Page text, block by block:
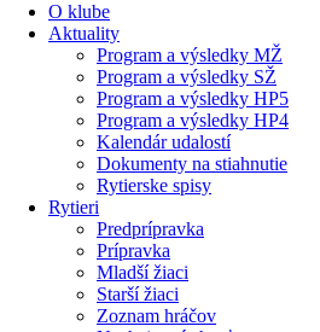
O klube
Aktuality
Program a výsledky MŽ
Program a výsledky SŽ
Program a výsledky HP5
Program a výsledky HP4
Kalendár udalostí
Dokumenty na stiahnutie
Rytierske spisy
Rytieri
Predprípravka
Prípravka
Mladší žiaci
Starší žiaci
Zoznam hráčov